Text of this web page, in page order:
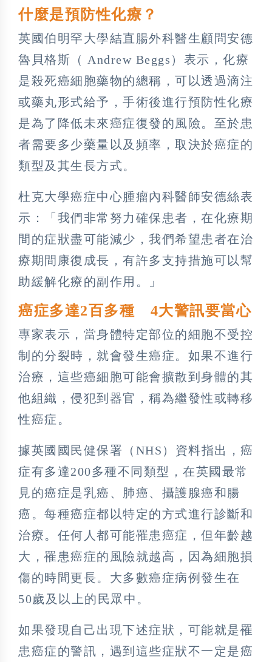
什麼是預防性化療？
英國伯明罕大學結直腸外科醫生顧問安德
魯貝格斯（ Andrew Beggs）表示，化療
是殺死癌細胞藥物的總稱，可以透過滴注
或藥丸形式給予，手術後進行預防性化療
是為了降低未來癌症復發的風險。至於患
者需要多少藥量以及頻率，取決於癌症的
類型及其生長方式。
杜克大學癌症中心腫瘤內科醫師安德絲表
示：「我們非常努力確保患者，在化療期
間的症狀盡可能減少，我們希望患者在治
療期間康復成長，有許多支持措施可以幫
助緩解化療的副作用。」
癌症多達2百多種 4大警訊要當心
專家表示，當身體特定部位的細胞不受控
制的分裂時，就會發生癌症。如果不進行
治療，這些癌細胞可能會擴散到身體的其
他組織，侵犯到器官，稱為繼發性或轉移
性癌症。
據英國國民健保署（NHS）資料指出，癌
症有多達200多種不同類型，在英國最常
見的癌症是乳癌、肺癌、攝護腺癌和腸
癌。每種癌症都以特定的方式進行診斷和
治療。任何人都可能罹患癌症，但年齡越
大，罹患癌症的風險就越高，因為細胞損
傷的時間更長。大多數癌症病例發生在
50歲及以上的民眾中。
如果發現自己出現下述症狀，可能就是罹
患癌症的警訊，遇到這些症狀不一定是癌